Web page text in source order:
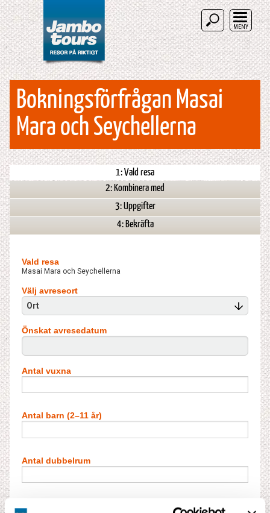
MENY
Bokningsförfrågan Masai
Mara och Seychellerna
1: Vald resa
2: Kombinera med
3: Uppgifter
4: Bekräfta
Vald resa
Masai Mara och Seychellerna
Välj avreseort
Ort
Önskat avresedatum
Antal vuxna
Antal barn (2–11 år)
Antal dubbelrum